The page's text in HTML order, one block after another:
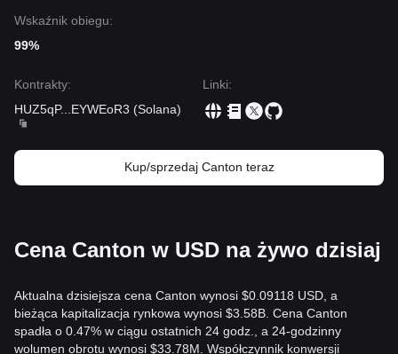
Wskaźnik obiegu:
99%
Kontrakty:
HUZ5qP... EYWEoR3 (Solana)
Linki:
Kup/sprzedaj Canton teraz
Cena Canton w USD na żywo dzisiaj
Aktualna dzisiejsza cena Canton wynosi $0.09118 USD, a
bieżąca kapitalizacja rynkowa wynosi $3.58B. Cena Canton
spadła o 0.47% w ciągu ostatnich 24 godz., a 24-godzinny
wolumen obrotu wynosi $33.78M. Współczynnik konwersji